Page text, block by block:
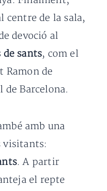
centre de la sala,
devoció al
de sants, com el
Ramon de
de Barcelona.
amb una
visitants:
. A partir
el repte